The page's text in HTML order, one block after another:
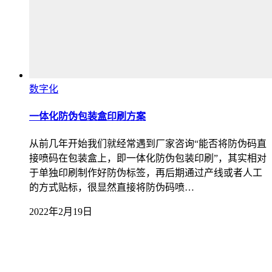
数字化
一体化防伪包装盒印刷方案
从前几年开始我们就经常遇到厂家咨询“能否将防伪码直
接喷码在包装盒上，即一体化防伪包装印刷”，其实相对
于单独印刷制作好防伪标签，再后期通过产线或者人工
的方式贴标，很显然直接将防伪码喷…
2022年2月19日